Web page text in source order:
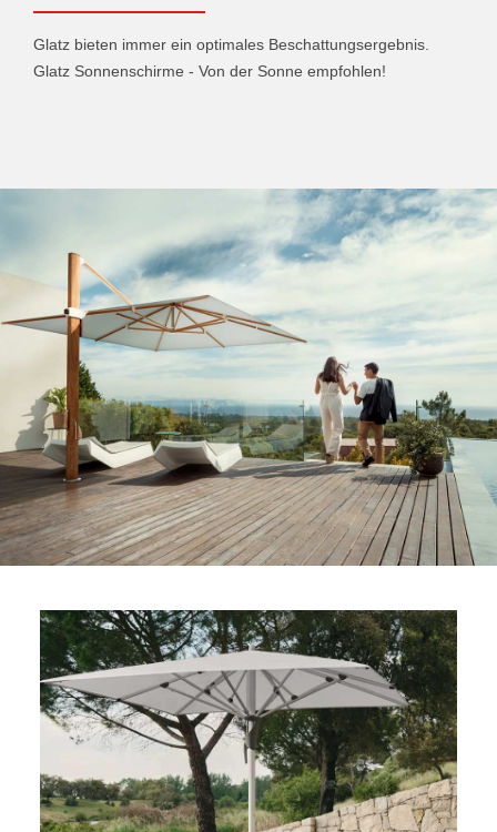
Glatz bieten immer ein optimales Beschattungsergebnis.
Glatz Sonnenschirme - Von der Sonne empfohlen!